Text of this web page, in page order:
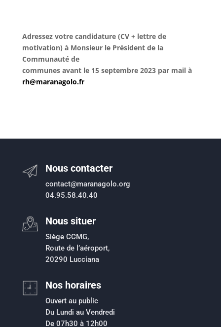
Adressez votre candidature (CV + lettre de
motivation) à Monsieur le Président de la
Communauté de
communes avant le 15 septembre 2023 par mail à
rh@maranagolo.fr
Nous contacter
contact@maranagolo.org
04.95.58.40.40
Nous situer
Siège CCMG,
Route de l’aéroport,
20290 Lucciana
Nos horaires
Ouvert au public
Du Lundi au Vendredi
De 07h30 à 12h00